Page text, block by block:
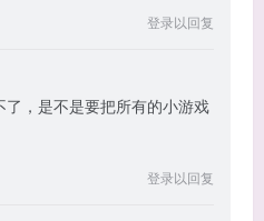
登录以回复
，是不是要把所有的小游戏
登录以回复